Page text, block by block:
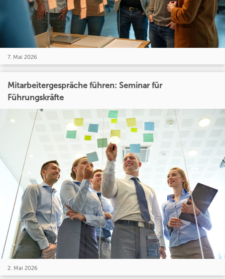
7. Mai 2026
Mitarbeitergespräche führen: Seminar für
Führungskräfte
2. Mai 2026